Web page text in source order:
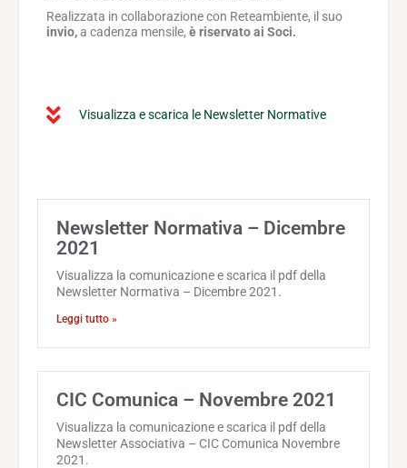
Realizzata in collaborazione con Reteambiente, il suo
invio,a cadenza mensile, è riservato ai Soci.
Visualizza e scarica le Newsletter Normative
Newsletter Normativa – Dicembre
2021
Visualizza la comunicazione e scarica il pdf della
Newsletter Normativa – Dicembre 2021.
Leggi tutto »
CIC Comunica – Novembre 2021
Visualizza la comunicazione e scarica il pdf della
Newsletter Associativa – CIC Comunica Novembre
2021.